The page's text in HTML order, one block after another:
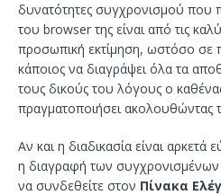
δυνατότητες συγχρονισμού που
του browser της είναι από τις
προσωπική εκτίμηση, ωστόσο σε
κάποιος να διαγράψει όλα τα
τους δικούς του λόγους ο
πραγματοποιήσει ακολουθώντας
Αν και η διαδικασία είναι αρκετά
η διαγραφή των
να συνδεθείτε στον Πίνακα